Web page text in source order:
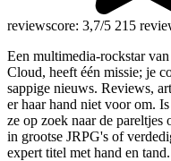
reviewscore: 3,7/5 215
Een multimedia-rockstar
Cloud, heeft één missie; je
sappige nieuws. Reviews,
er haar hand niet voor om.
ze op zoek naar de pareltjes
in grootse JRPG's of
expert titel met hand en tand.